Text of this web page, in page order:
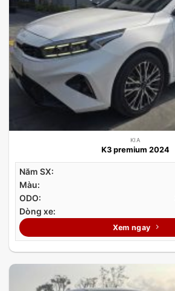
KIA
K3 premium 2024
Năm SX:
Màu:
ODO:
Dòng xe:
Xem ngay